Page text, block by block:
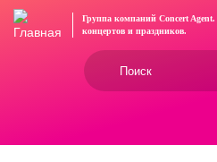
Перейти
Группа компаний Concert Agent.
концертови праздников.